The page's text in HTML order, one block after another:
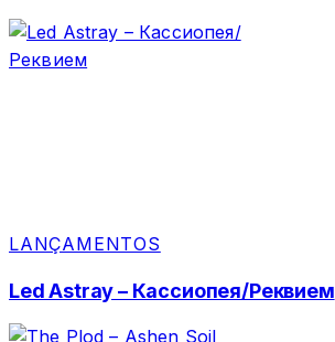
LANÇAMENTOS
Led Astray – Кассиопея/Реквием